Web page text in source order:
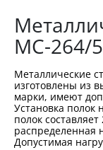
МС-264/
Металлические
изготовлены из
марки, имеют
Установка полок
полок
распределенная
Допустимая